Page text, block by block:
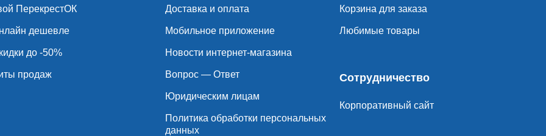
ПерекрестОК
дешевле
до -50%
продаж
Доставка и оплата
Мобильное приложение
Новости интернет-магазина
Вопрос — Ответ
Юридическим лицам
Политика обработки персональных
данных
Корзина для заказа
Любимые товары
Сотрудничество
Корпоративный сайт